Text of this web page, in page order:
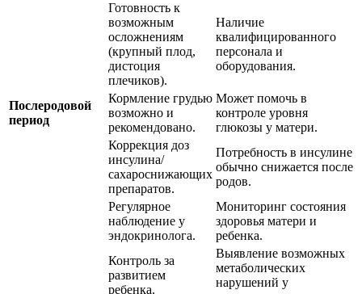
Готовность к
возможным
осложнениям
(крупный плод,
дистоция
плечиков).
Наличие
квалифицированного
персонала и
оборудования.
Послеродовой
период
Кормление грудью
возможно и
рекомендовано.
Может помочь в
контроле уровня
глюкозы у матери.
Коррекция доз
инсулина/
сахароснижающих
препаратов.
Потребность в инсулине
обычно снижается после
родов.
Регулярное
наблюдение у
эндокринолога.
Мониторинг состояния
здоровья матери и
ребенка.
Контроль за
развитием
ребенка.
Выявление возможных
метаболических
нарушений у